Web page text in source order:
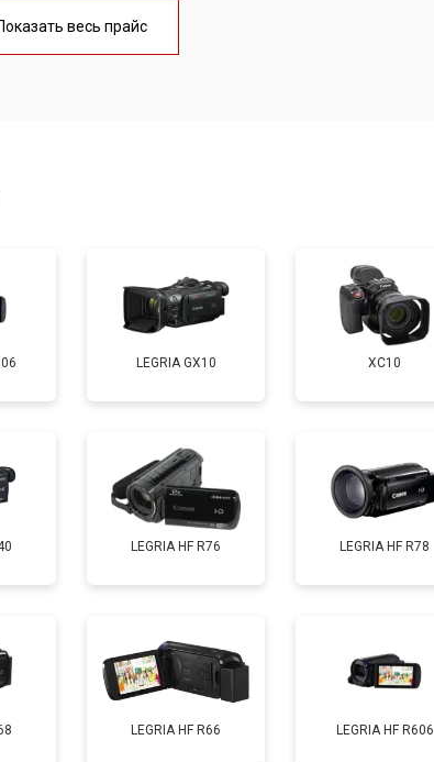
весь прайс
LEGRIA GX10 XC10
LEGRIA HF R76 LEGRIA HF R78
LEGRIA HF R66 LEGRIA HF R606